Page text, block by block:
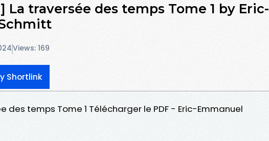
La traversée des temps Tome 1 by Eric-
Views: 169
Shortlink
des temps Tome 1 Télécharger le PDF - Eric-Emmanuel